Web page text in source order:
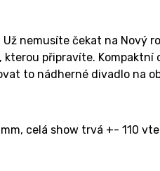
nemusíte čekat na Nový
kterou připravíte. Kompaktní
to nádherné divadlo na
celá show trvá +- 110